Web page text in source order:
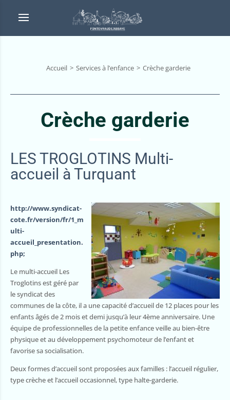
Accueil Services à l’enfance Crèche garderie
Crèche garderie
LES TROGLOTINS Multi-
accueil à Turquant
http://www.syndicat-
cote.fr/version/fr/1_m
ulti-
accueil_presentation.
php;
Le multi-accueil Les
Troglotins est géré par
le syndicat des
communes de la côte, il a une capacité d’accueil de 12 places pour les
enfants âgés de 2 mois et demi jusqu’à leur 4ème anniversaire. Une
équipe de professionnelles de la petite enfance veille au bien-être
physique et au développement psychomoteur de l’enfant et
favorise sa socialisation.
Deux formes d’accueil sont proposées aux familles : l’accueil régulier,
type crèche et l’accueil occasionnel, type halte-garderie.